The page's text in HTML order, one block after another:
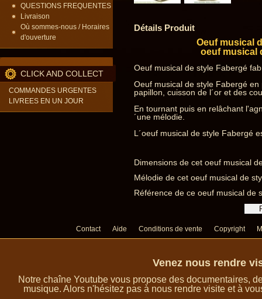
QUESTIONS FREQUENTES
Livraison
Où sommes-nous / Horaires
d'ouverture
CLICK AND COLLECT
COMMANDES URGENTES
LIVREES EN UN JOUR
Détails Produit
Oeuf musical
oeuf musical
Oeuf musical de style Fabergé
Oeuf musical de style Fabergé
papillon, cuisson de l´or et des
En tournant puis en relâchant
´une mélodie.
L´oeuf musical de style Fabergé
Dimensions de cet oeuf musical
Mélodie de cet oeuf musical de
Référence de ce oeuf musical de
Contact Aide Conditions de vente Copyright
Venez nous rendre
Notre chaîne Youtube vous propose des documentaires,
musique. Alors n'hésitez pas à nous rendre visite et à